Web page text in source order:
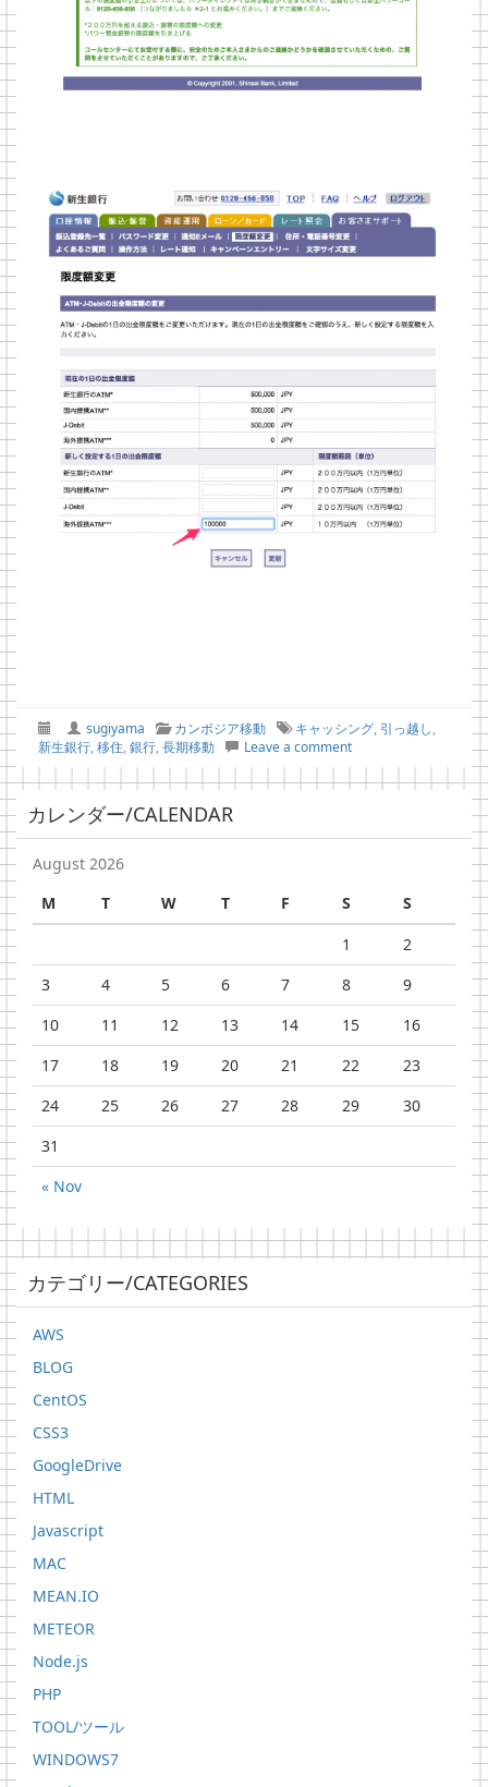
sugiyama カンボジア移動 キャッシング, 引っ越し,
新生銀行, 移住, 銀行, 長期移動 Leave a comment
カレンダー/CALENDAR
August 2026
M
T W T F S S
« Nov
1
2
3
4 5 6 7 8
9
10
11 12 13 14 15
16
17
18 19 20 21 22
23
24
25 26 27 28 29
30
31
カテゴリー/CATEGORIES
AWS
BLOG
CentOS
CSS3
GoogleDrive
HTML
Javascript
MAC
MEAN.IO
METEOR
Node.js
PHP
TOOL/ツール
WINDOWS7